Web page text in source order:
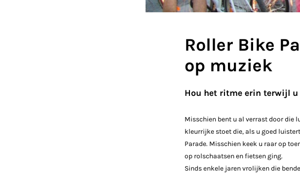
Roller Bike
op muziek
Hou het ritme erin terwijl
Misschien bent u al verrast door die
kleurrijke stoet die, als u goed
Parade. Misschien keek u raar op
op rolschaatsen en fietsen ging.
Sinds enkele jaren vrolijken die